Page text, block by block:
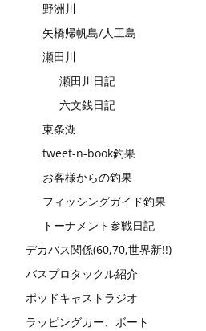
野洲川
矢橋帰帆島/人工島
瀬田川
瀬田川日記
六文銭日記
東条湖
tweet-n-book釣果
お客様からの釣果
フィッシングガイド釣果
トーナメント参戦日記
デカバス関係(60,70,世界新!!)
バスプロタックル紹介
ポッドキャストラジオ
ラッピングカー、ボート